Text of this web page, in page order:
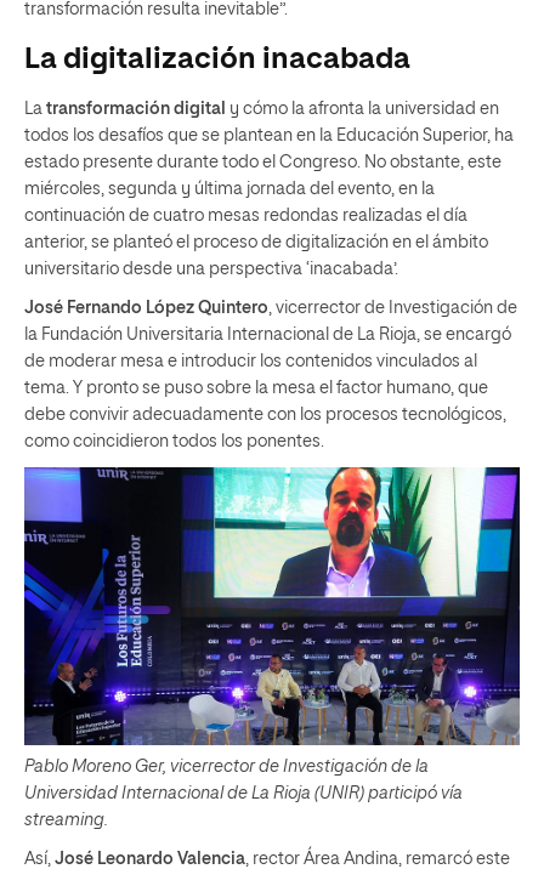
transformación resulta inevitable”.
La digitalización inacabada
La transformación digital y cómo la afronta la universidad en
todos los desafíos que se plantean en la Educación Superior, ha
estado presente durante todo el Congreso. No obstante, este
miércoles, segunda y última jornada del evento, en la
continuación de cuatro mesas redondas realizadas el día
anterior, se planteó el proceso de digitalización en el ámbito
universitario desde una perspectiva ‘inacabada’.
José Fernando López Quintero, vicerrector de Investigación de
la Fundación Universitaria Internacional de La Rioja, se encargó
de moderar mesa e introducir los contenidos vinculados al
tema. Y pronto se puso sobre la mesa el factor humano, que
debe convivir adecuadamente con los procesos tecnológicos,
como coincidieron todos los ponentes.
Pablo Moreno Ger, vicerrector de Investigación de la
Universidad Internacional de La Rioja (UNIR) participó vía
streaming.
Así, José Leonardo Valencia, rector Área Andina, remarcó este